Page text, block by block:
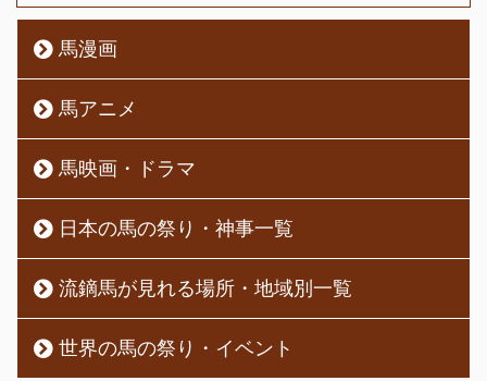
馬漫画
馬アニメ
馬映画・ドラマ
日本の馬の祭り・神事一覧
流鏑馬が見れる場所・地域別一覧
世界の馬の祭り・イベント